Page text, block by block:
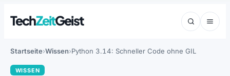
TechZeitGeist
Startseite Wissen Python 3.14: Schneller Code ohne GIL
WISSEN